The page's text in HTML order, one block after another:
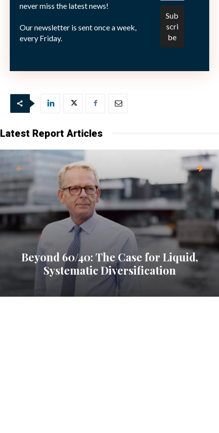
börsstängningen på tisdagskvällen den 17 juli.
never miss the latest news!
Our newsletter is sent once a week,
every Friday.
Latest Report Articles
Beyond 60/40: The Case for Liquid,
Systematic Diversification